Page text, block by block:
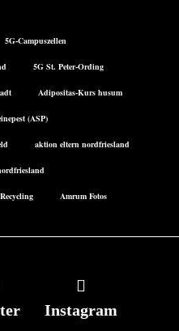
5G-Campuszellen
5G St. Peter-Ording
Adipositas-Kurs husum
(ASP)
aktion eltern nordfriesland
Amrum Fotos
Instagram